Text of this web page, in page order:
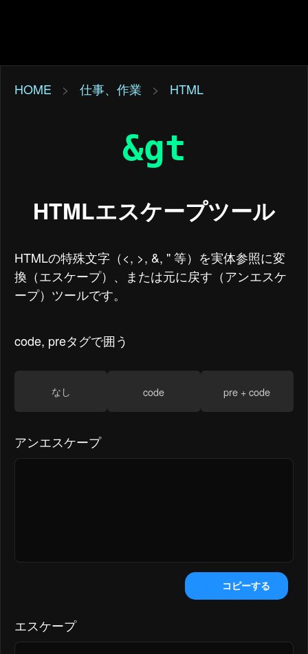
HOME > 仕事、作業 > HTML
HTMLエスケープツール
HTMLの特殊文字（<, >, &, " 等）を実体参照に変
換（エスケープ）、または元に戻す（アンエスケ
ープ）ツールです。
code, preタグで囲う
なし code pre + code
アンエスケープ
コピーする
エスケープ